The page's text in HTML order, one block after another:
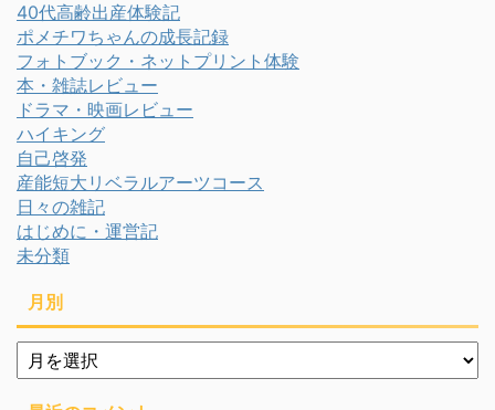
40代高齢出産体験記
ポメチワちゃんの成長記録
フォトブック・ネットプリント体験
本・雑誌レビュー
ドラマ・映画レビュー
ハイキング
自己啓発
産能短大リベラルアーツコース
日々の雑記
はじめに・運営記
未分類
月別
月
別